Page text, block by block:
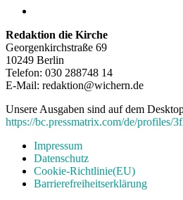
Redaktion die Kirche
Georgenkirchstraße 69
10249 Berlin
Telefon: 030 288748 14
E-Mail: redaktion@wichern.de
Unsere Ausgaben sind auf dem
https://bc.pressmatrix.com/de/profiles/
Impressum
Datenschutz
Cookie-Richtlinie(EU)
Barrierefreiheitserklärung